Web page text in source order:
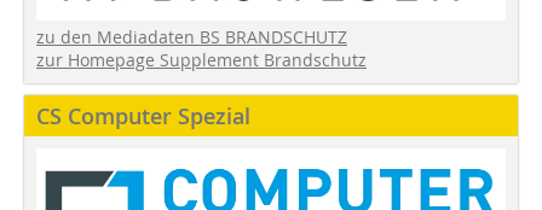
zu den Mediadaten BS BRANDSCHUTZ
zur Homepage Supplement Brandschutz
CS Computer Spezial